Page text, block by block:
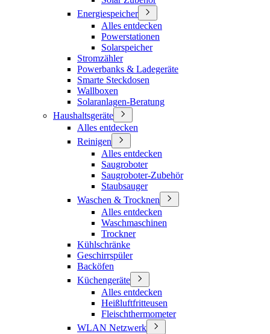
Energiespeicher
Alles entdecken
Powerstationen
Solarspeicher
Stromzähler
Powerbanks & Ladegeräte
Smarte Steckdosen
Wallboxen
Solaranlagen-Beratung
Haushaltsgeräte
Alles entdecken
Reinigen
Alles entdecken
Saugroboter
Saugroboter-Zubehör
Staubsauger
Waschen & Trocknen
Alles entdecken
Waschmaschinen
Trockner
Kühlschränke
Geschirrspüler
Backöfen
Küchengeräte
Alles entdecken
Heißluftfritteusen
Fleischthermometer
WLAN Netzwerk